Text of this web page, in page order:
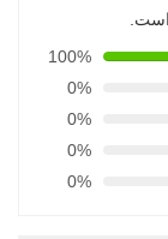
است.
100%
0%
0%
0%
0%